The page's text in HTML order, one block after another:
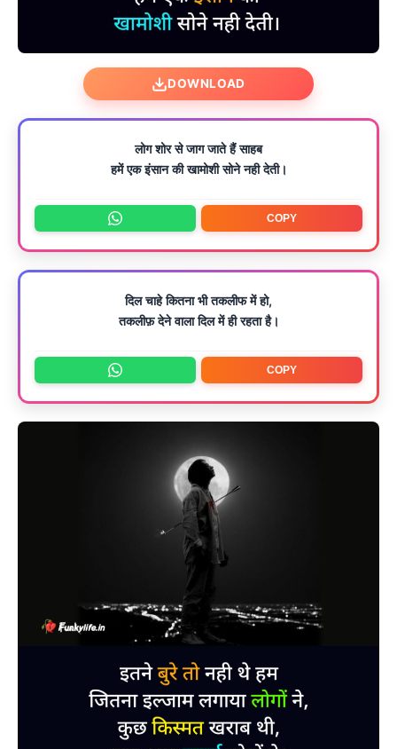
DOWNLOAD
लोग शोर से जाग जाते हैं साहब
हमें एक इंसान की खामोशी सोने नही देती।
COPY
दिल चाहे कितना भी तकलीफ में हो,
तकलीफ़ देने वाला दिल में ही रहता है।
COPY